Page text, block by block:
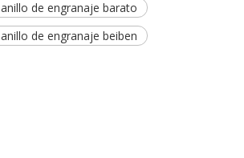
anillo de engranaje barato
anillo de engranaje beiben